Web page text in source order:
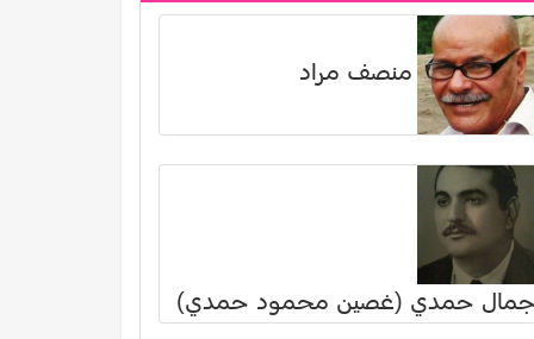
منصف مراد
حمدي (غصين محمود حمدي)